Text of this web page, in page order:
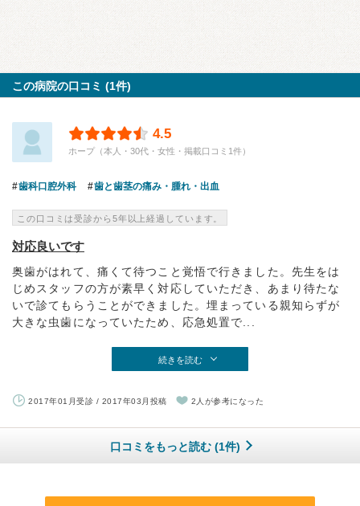
この病院の口コミ (1件)
4.5
ホープ（本人・30代・女性・掲載口コミ1件）
歯科口腔外科 歯と歯茎の痛み・腫れ・出血
この口コミは受診から5年以上経過しています。
対応良いです
奥歯がはれて、痛くて待つこと覚悟で行きました。先生をは
じめスタッフの方が素早く対応していただき、あまり待たな
いで診てもらうことができました。埋まっている親知らずが
大きな虫歯になっていたため、応急処置で...
続きを読む
2017年01月受診 / 2017年03月投稿 2人が参考になった
口コミをもっと読む (1件)